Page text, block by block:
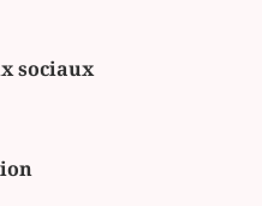
sociaux